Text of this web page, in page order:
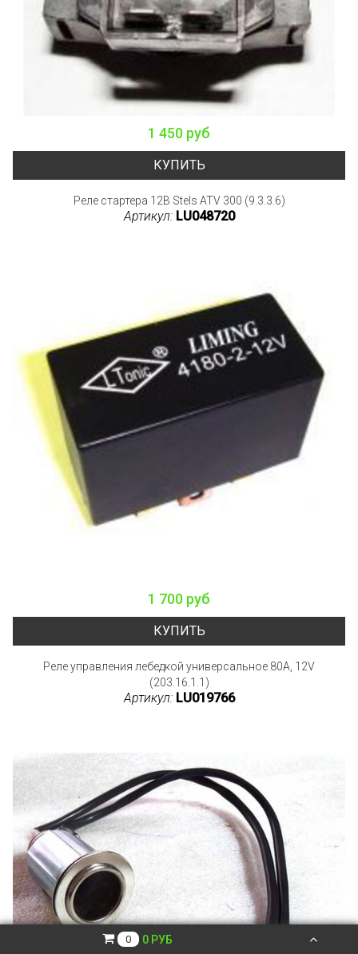
1 450 руб
КУПИТЬ
Реле стартера 12В Stels ATV 300 (9.3.3.6)
Артикул: LU048720
1 700 руб
КУПИТЬ
Реле управления лебедкой универсальное 80A, 12V
(203.16.1.1)
Артикул: LU019766
0 0 РУБ